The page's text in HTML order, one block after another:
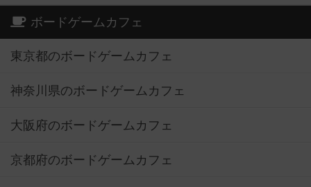
ボードゲームカフェ
東京都のボードゲームカフェ
神奈川県のボードゲームカフェ
大阪府のボードゲームカフェ
京都府のボードゲームカフェ